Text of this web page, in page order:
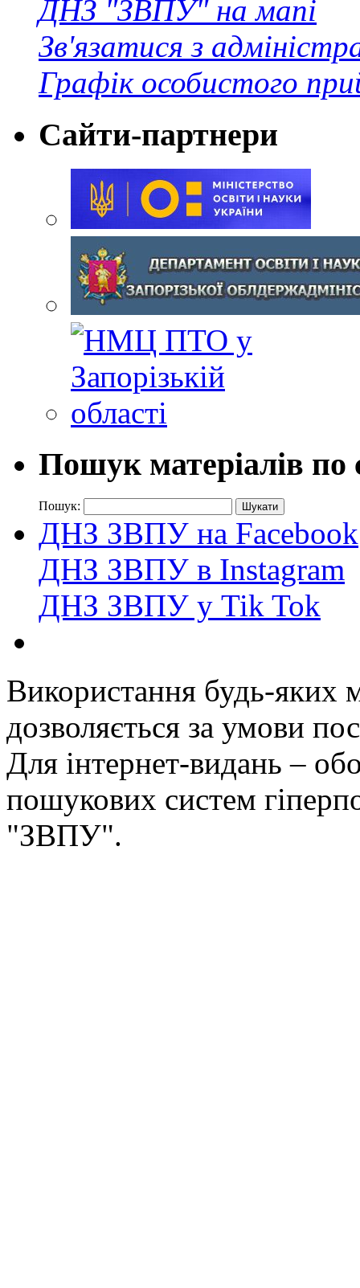
ДНЗ "ЗВПУ" на мапі
Зв'язатися з
Графік особистого
Сайти-партнери
Пошук матеріалів по
Пошук:
ДНЗ ЗВПУ на Facebook
ДНЗ ЗВПУ в Instagram
ДНЗ ЗВПУ у Tik Tok
Використання будь-яких
дозволяється за умови
Для інтернет-видань –
пошукових систем
"ЗВПУ".